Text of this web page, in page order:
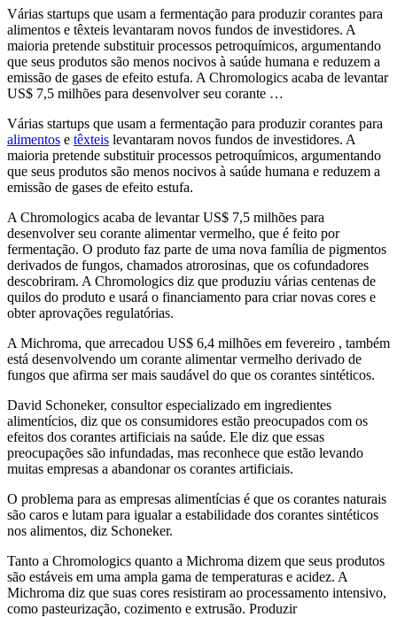
Várias startups que usam a fermentação para produzir corantes para
alimentos e têxteis levantaram novos fundos de investidores. A
maioria pretende substituir processos petroquímicos, argumentando
que seus produtos são menos nocivos à saúde humana e reduzem a
emissão de gases de efeito estufa. A Chromologics acaba de levantar
US$ 7,5 milhões para desenvolver seu corante …
Várias startups que usam a fermentação para produzir corantes para
alimentos e têxteis levantaram novos fundos de investidores. A
maioria pretende substituir processos petroquímicos, argumentando
que seus produtos são menos nocivos à saúde humana e reduzem a
emissão de gases de efeito estufa.
A Chromologics acaba de levantar US$ 7,5 milhões para
desenvolver seu corante alimentar vermelho, que é feito por
fermentação. O produto faz parte de uma nova família de pigmentos
derivados de fungos, chamados atrorosinas, que os cofundadores
descobriram. A Chromologics diz que produziu várias centenas de
quilos do produto e usará o financiamento para criar novas cores e
obter aprovações regulatórias.
A Michroma, que arrecadou US$ 6,4 milhões em fevereiro , também
está desenvolvendo um corante alimentar vermelho derivado de
fungos que afirma ser mais saudável do que os corantes sintéticos.
David Schoneker, consultor especializado em ingredientes
alimentícios, diz que os consumidores estão preocupados com os
efeitos dos corantes artificiais na saúde. Ele diz que essas
preocupações são infundadas, mas reconhece que estão levando
muitas empresas a abandonar os corantes artificiais.
O problema para as empresas alimentícias é que os corantes naturais
são caros e lutam para igualar a estabilidade dos corantes sintéticos
nos alimentos, diz Schoneker.
Tanto a Chromologics quanto a Michroma dizem que seus produtos
são estáveis ​​em uma ampla gama de temperaturas e acidez. A
Michroma diz que suas cores resistiram ao processamento intensivo,
como pasteurização, cozimento e extrusão. Produzir